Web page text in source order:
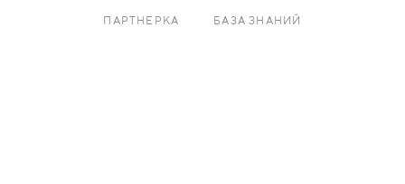
ПАРТНЕРКА БАЗА ЗНАНИЙ